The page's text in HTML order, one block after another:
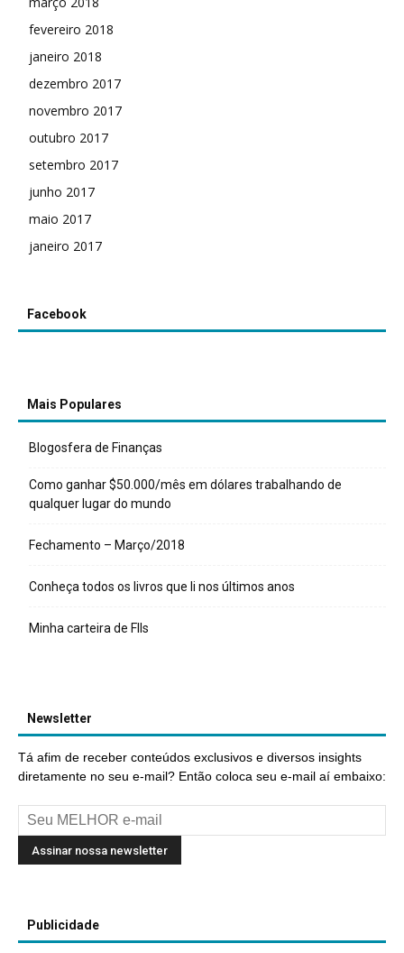
fevereiro 2018
janeiro 2018
dezembro 2017
novembro 2017
outubro 2017
setembro 2017
junho 2017
maio 2017
janeiro 2017
Facebook
Mais Populares
Blogosfera de Finanças
Como ganhar $50.000/mês em dólares trabalhando de
qualquer lugar do mundo
Fechamento – Março/2018
Conheça todos os livros que li nos últimos anos
Minha carteira de FIIs
Newsletter
Tá afim de receber conteúdos exclusivos e diversos insights
diretamente no seu e-mail? Então coloca seu e-mail aí embaixo:
Publicidade